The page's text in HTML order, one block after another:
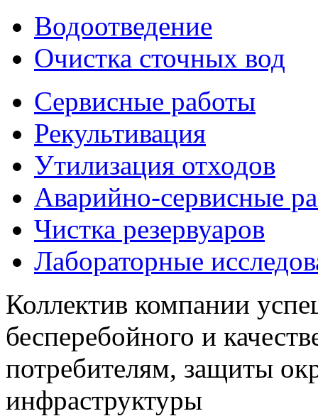
Водоотведение
Очистка сточных вод
Сервисные работы
Рекультивация
Утилизация отходов
Аварийно-сервисные
Чистка резервуаров
Лабораторные
Коллектив компании
бесперебойного и
потребителям, защиты
инфраструктуры